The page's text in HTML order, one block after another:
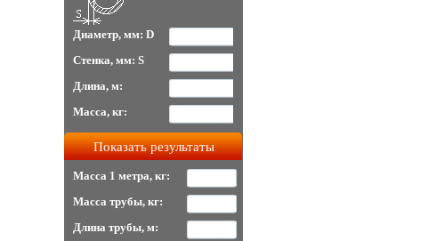
Диаметр, мм: D
Стенка, мм: S
Длина, м:
Масса, кг:
Масса 1 метра, кг:
Масса трубы, кг:
Длина трубы, м: